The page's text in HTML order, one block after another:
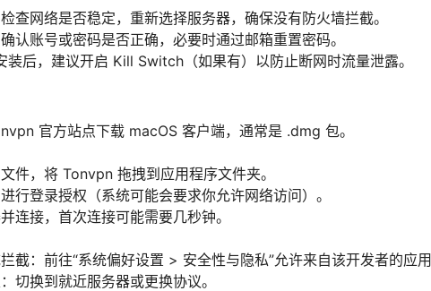
查网络是否稳定，重新选择服务器，确保没有防火墙拦截。
认账号或密码是否正确，必要时通过邮箱重置密码。
装后，建议开启 Kill Switch（如果有）以防止断网时流量泄露。
官方站点下载 macOS 客户端，通常是 .dmg 包。
件，将 Tonvpn 拖拽到应用程序文件夹。
行登录授权（系统可能会要求你允许网络访问）。
连接，首次连接可能需要几秒钟。
截：前往“系统偏好设置 > 安全性与隐私”允许来自该开发者的应用
切换到就近服务器或更换协议。